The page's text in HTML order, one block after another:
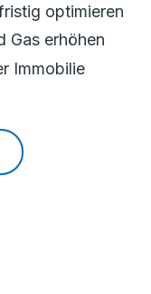
optimieren
Gas erhöhen
Immobilie